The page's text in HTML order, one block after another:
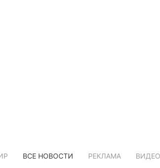
ВСЕ НОВОСТИ РЕКЛАМА ВИДЕО